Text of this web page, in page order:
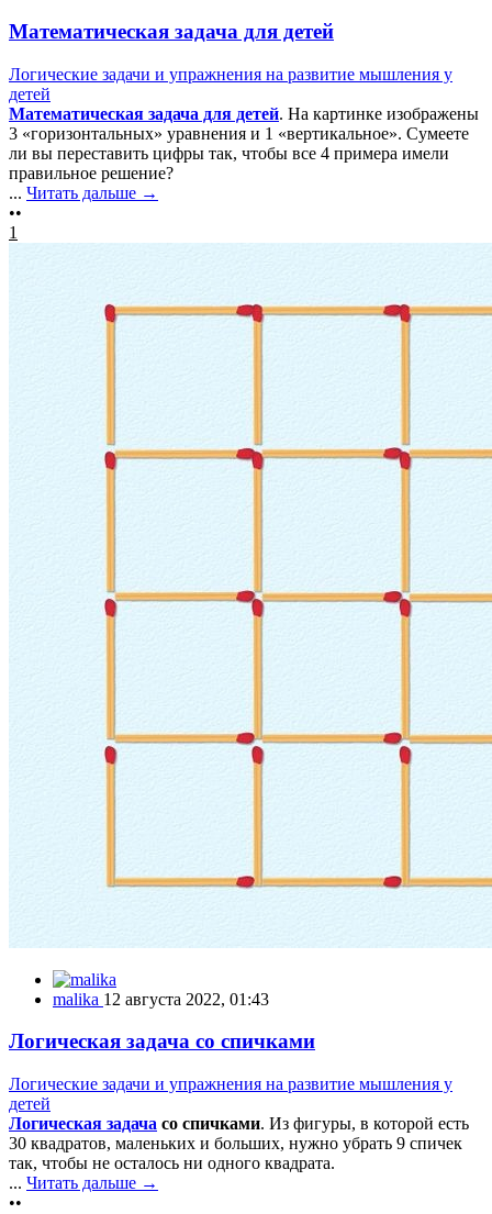
Математическая задача для детей
Логические задачи и упражнения на развитие мышления у
детей
Математическая задача для детей. На картинке изображены
3 «горизонтальных» уравнения и 1 «вертикальное». Сумеете
ли вы переставить цифры так, чтобы все 4 примера имели
правильное решение?
... Читать дальше →
••
1
malika 12 августа 2022, 01:43
Логическая задача со спичками
Логические задачи и упражнения на развитие мышления у
детей
Логическая задача со спичками. Из фигуры, в которой есть
30 квадратов, маленьких и больших, нужно убрать 9 спичек
так, чтобы не осталось ни одного квадрата.
... Читать дальше →
••